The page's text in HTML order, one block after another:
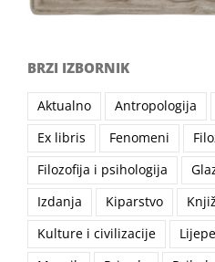
BRZI IZBORNIK
Aktualno Antropologija
Ex libris
Fenomeni
Filozofija i psihologija
Izdanja
Kiparstvo
Kulture i civilizacije